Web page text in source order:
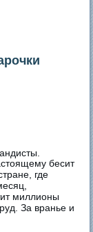
бесит
где
миллионы
За вранье и